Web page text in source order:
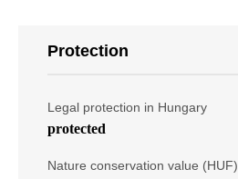
Protection
Legal protection in Hungary
protected
Nature conservation value (HUF)